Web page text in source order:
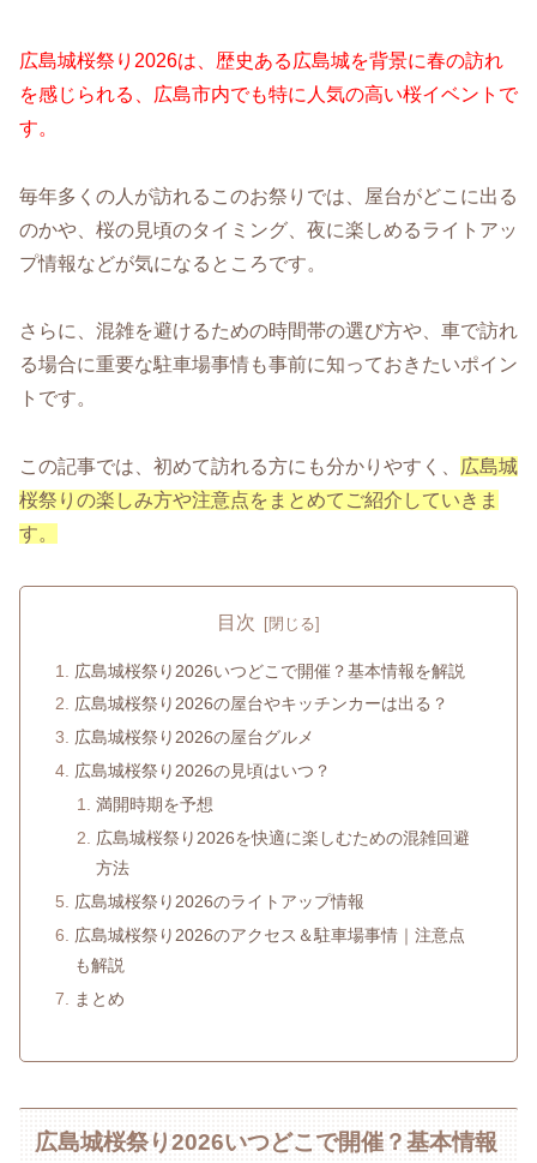
広島城桜祭り2026は、歴史ある広島城を背景に春の訪れ
を感じられる、広島市内でも特に人気の高い桜イベントで
す。
毎年多くの人が訪れるこのお祭りでは、屋台がどこに出る
のかや、桜の見頃のタイミング、夜に楽しめるライトアッ
プ情報などが気になるところです。
さらに、混雑を避けるための時間帯の選び方や、車で訪れ
る場合に重要な駐車場事情も事前に知っておきたいポイン
トです。
この記事では、初めて訪れる方にも分かりやすく、
広島城
桜祭りの楽しみ方や注意点をまとめてご紹介していきま
す。
目次
広島城桜祭り2026いつどこで開催？基本情報を解説
広島城桜祭り2026の屋台やキッチンカーは出る？
広島城桜祭り2026の屋台グルメ
広島城桜祭り2026の見頃はいつ？
満開時期を予想
広島城桜祭り2026を快適に楽しむための混雑回避
方法
広島城桜祭り2026のライトアップ情報
広島城桜祭り2026のアクセス＆駐車場事情｜注意点
も解説
まとめ
広島城桜祭り2026いつどこで開催？基本情報